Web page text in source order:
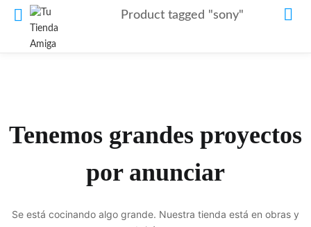
Product tagged "sony"
Tenemos grandes proyectos
por anunciar
Se está cocinando algo grande. Nuestra tienda está en obras y